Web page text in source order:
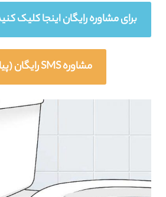
برای مشاوره رایگان اینجا کلیک کنید
مشاوره SMS رایگان (پیامکی)